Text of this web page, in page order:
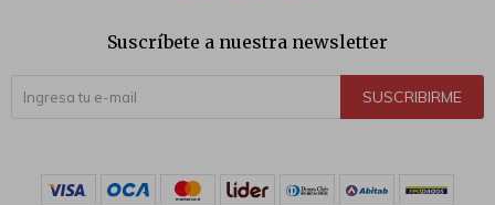
Suscríbete a nuestra newsletter
SUSCRIBIRME